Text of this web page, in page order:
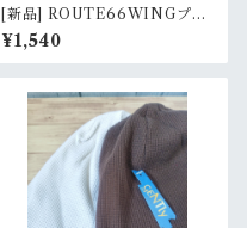
[新品] ROUTE66WINGプリ
ントダイドCAP バイカーキャ
ップ RankS
¥1,540